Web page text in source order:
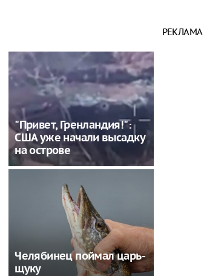
"Привет, Гренландия!":
США уже начали высадку
на острове
Челябинец поймал царь-
щуку
РЕКЛАМА